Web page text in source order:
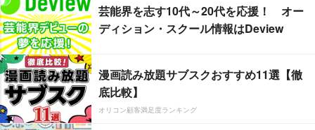
芸能界を志す10代～20代を応援！ オー
ディション・スクール情報はDeview
漫画読み放題サブスクおすすめ11選【徹
底比較】
オリコン顧客満足度ランキング